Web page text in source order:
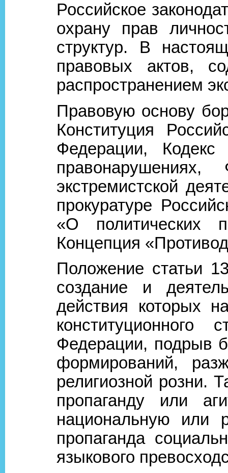
Российское
охрану прав
структур. В
правовых актов,
распространением
Правовую основу
Конституция
Федерации, Кодекс
экстремистской
прокуратуре
«О политических
Концепция
Положение статьи
создание и
действия которых
Федерации, подрыв
формирований,
религиозной розни.
пропаганду или
национальную или
пропаганда
языкового